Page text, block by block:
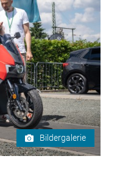
Bildergalerie